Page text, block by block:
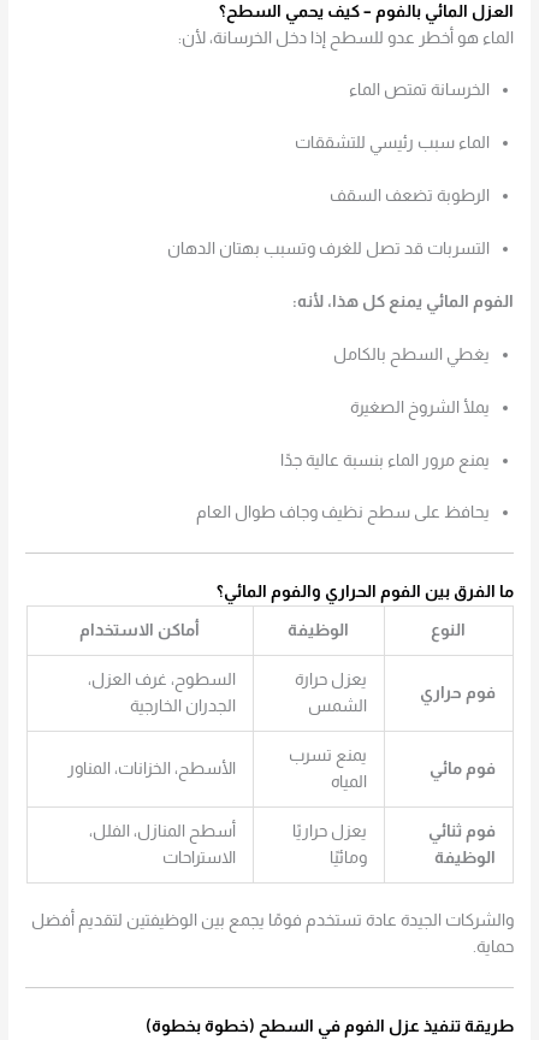
العزل المائي بالفوم – كيف يحمي السطح؟
الماء هو أخطر عدو للسطح إذا دخل الخرسانة، لأن:
الخرسانة تمتص الماء
الماء سبب رئيسي للتشققات
الرطوبة تضعف السقف
التسربات قد تصل للغرف وتسبب بهتان الدهان
الفوم المائي يمنع كل هذا، لأنه:
يغطي السطح بالكامل
يملأ الشروخ الصغيرة
يمنع مرور الماء بنسبة عالية جدًا
يحافظ على سطح نظيف وجاف طوال العام
ما الفرق بين الفوم الحراري والفوم المائي؟
النوع الوظيفة أماكن الاستخدام
فوم حراري
يعزل حرارة
الشمس
السطوح، غرف العزل،
الجدران الخارجية
فوم مائي
يمنع تسرب
المياه
الأسطح، الخزانات، المناور
فوم ثنائي
الوظيفة
يعزل حراريًا
ومائيًا
أسطح المنازل، الفلل،
الاستراحات
والشركات الجيدة عادة تستخدم فومًا يجمع بين الوظيفتين لتقديم أفضل
حماية.
طريقة تنفيذ عزل الفوم في السطح (خطوة بخطوة)